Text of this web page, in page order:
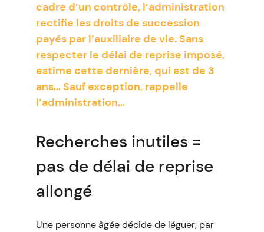
cadre d’un contrôle, l’administration
rectifie les droits de succession
payés par l’auxiliaire de vie. Sans
respecter le délai de reprise imposé,
estime cette dernière, qui est de 3
ans… Sauf exception, rappelle
l’administration…
Recherches inutiles =
pas de délai de reprise
allongé
Une personne âgée décide de léguer, par